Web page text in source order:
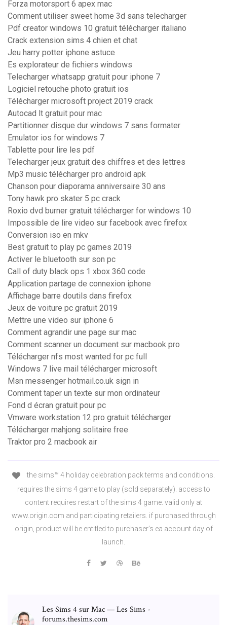
Forza motorsport 6 apex mac
Comment utiliser sweet home 3d sans telecharger
Pdf creator windows 10 gratuit télécharger italiano
Crack extension sims 4 chien et chat
Jeu harry potter iphone astuce
Es explorateur de fichiers windows
Telecharger whatsapp gratuit pour iphone 7
Logiciel retouche photo gratuit ios
Télécharger microsoft project 2019 crack
Autocad lt gratuit pour mac
Partitionner disque dur windows 7 sans formater
Emulator ios for windows 7
Tablette pour lire les pdf
Telecharger jeux gratuit des chiffres et des lettres
Mp3 music télécharger pro android apk
Chanson pour diaporama anniversaire 30 ans
Tony hawk pro skater 5 pc crack
Roxio dvd burner gratuit télécharger for windows 10
Impossible de lire video sur facebook avec firefox
Conversion iso en mkv
Best gratuit to play pc games 2019
Activer le bluetooth sur son pc
Call of duty black ops 1 xbox 360 code
Application partage de connexion iphone
Affichage barre doutils dans firefox
Jeux de voiture pc gratuit 2019
Mettre une video sur iphone 6
Comment agrandir une page sur mac
Comment scanner un document sur macbook pro
Télécharger nfs most wanted for pc full
Windows 7 live mail télécharger microsoft
Msn messenger hotmail.co.uk sign in
Comment taper un texte sur mon ordinateur
Fond d écran gratuit pour pc
Vmware workstation 12 pro gratuit télécharger
Télécharger mahjong solitaire free
Traktor pro 2 macbook air
the sims™ 4 holiday celebration pack terms and conditions.
requires the sims 4 game to play (sold separately). access to
content requires restart of the sims 4 game. valid only at
www.origin.com and participating retailers. if purchased through
origin, product will be entitled to purchaser’s ea account day of
launch.
Les Sims 4 sur Mac — Les Sims -
forums.thesims.com